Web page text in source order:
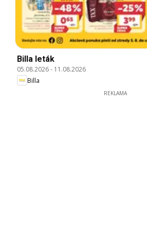
Billa leták
05.08.2026- 11.08.2026
Billa
REKLAMA